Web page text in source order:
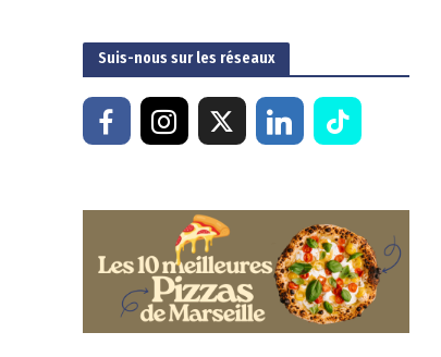
Suis-nous sur les réseaux